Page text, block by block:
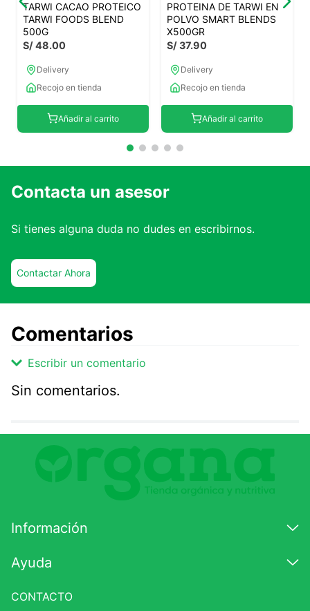
TARWI CACAO PROTEICO
TARWI FOODS BLEND
500G
S/48.00
Delivery
Recojo en tienda
Añadir al carrito
PROTEINA DE TARWI EN
POLVO SMART BLENDS
X500GR
S/37.90
Delivery
Recojo en tienda
Añadir al carrito
Contacta un asesor
Si tienes alguna duda no dudes en escribirnos.
Contactar Ahora
Comentarios
Escribir un comentario
Comentario
Califique el producto de 1 a 5 estrellas
★★★
Correo electrónico
Sin comentarios.
Información
Ayuda
CONTACTO